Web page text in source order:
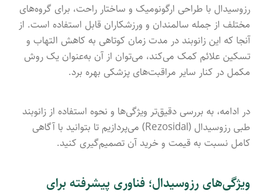
رزوسیدال با طراحی ارگونومیک و ساختار راحت، برای گروه‌های
مختلف از جمله سالمندان و ورزشکاران قابل استفاده است. از
آنجا که این زانوبند در مدت زمان کوتاهی به کاهش التهاب و
تسکین علائم کمک می‌کند، می‌توان از آن به‌عنوان یک روش
مکمل در کنار سایر مراقبت‌های پزشکی بهره برد.
در ادامه، به بررسی دقیق‌تر ویژگی‌ها و نحوه استفاده از زانوبند
طبی رزوسیدال (Rezosidal) می‌پردازیم تا بتوانید با آگاهی
کامل نسبت به قیمت و خرید آن تصمیم‌گیری کنید.
ویژگی‌های رزوسیدال؛ فناوری پیشرفته برای